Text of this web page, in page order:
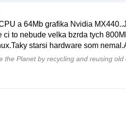
a 64Mb grafika Nvidia
to nebude velka bzrda tych
starsi hardware som
Planet by recycling and reusing